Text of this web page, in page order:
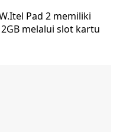
Pad 2 memiliki
melalui slot kartu